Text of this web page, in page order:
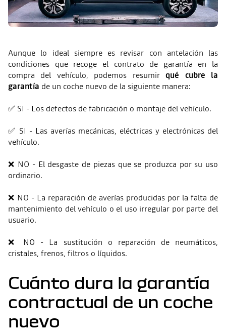
Aunque lo ideal siempre es revisar con antelación las
condiciones que recoge el contrato de garantía en la
compra del vehículo, podemos resumirqué cubre la
garantía de un coche nuevo de la siguiente manera:
✅ SI - Los defectos de fabricación o montaje del vehículo.
✅ SI - Las averías mecánicas, eléctricas y electrónicas del
vehículo.
❌ NO - El desgaste de piezas que se produzca por su uso
ordinario.
❌ NO - La reparación de averías producidas por la falta de
mantenimiento del vehículo o el uso irregular por parte del
usuario.
❌ NO - La sustitución o reparación de neumáticos,
cristales, frenos, filtros o líquidos.
Cuánto dura la garantía
contractual de un coche
nuevo